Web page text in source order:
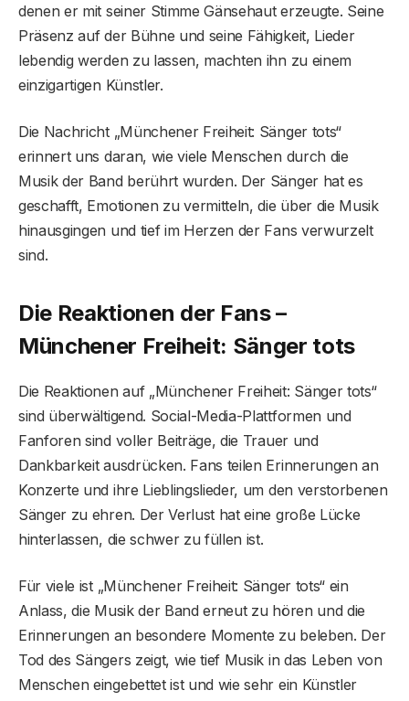
denen er mit seiner Stimme Gänsehaut erzeugte. Seine
Präsenz auf der Bühne und seine Fähigkeit, Lieder
lebendig werden zu lassen, machten ihn zu einem
einzigartigen Künstler.
Die Nachricht „Münchener Freiheit: Sänger tots“
erinnert uns daran, wie viele Menschen durch die
Musik der Band berührt wurden. Der Sänger hat es
geschafft, Emotionen zu vermitteln, die über die Musik
hinausgingen und tief im Herzen der Fans verwurzelt
sind.
Die Reaktionen der Fans –
Münchener Freiheit: Sänger tots
Die Reaktionen auf „Münchener Freiheit: Sänger tots“
sind überwältigend. Social-Media-Plattformen und
Fanforen sind voller Beiträge, die Trauer und
Dankbarkeit ausdrücken. Fans teilen Erinnerungen an
Konzerte und ihre Lieblingslieder, um den verstorbenen
Sänger zu ehren. Der Verlust hat eine große Lücke
hinterlassen, die schwer zu füllen ist.
Für viele ist „Münchener Freiheit: Sänger tots“ ein
Anlass, die Musik der Band erneut zu hören und die
Erinnerungen an besondere Momente zu beleben. Der
Tod des Sängers zeigt, wie tief Musik in das Leben von
Menschen eingebettet ist und wie sehr ein Künstler